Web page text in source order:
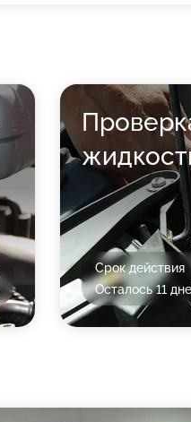
Срок действия
Осталось 11